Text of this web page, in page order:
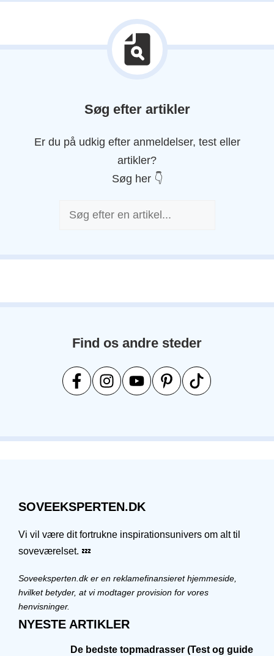
Søg efter artikler
Er du på udkig efter anmeldelser, test eller
artikler?
Søg her 👇
Søg
Find os andre steder
SOVEEKSPERTEN.DK
Vi vil være dit fortrukne inspirationsunivers om alt til
soveværelset. 💤
Soveeksperten.dk er en reklamefinansieret hjemmeside,
hvilket betyder, at vi modtager provision for vores
henvisninger.
NYESTE ARTIKLER
De bedste topmadrasser (Test og guide